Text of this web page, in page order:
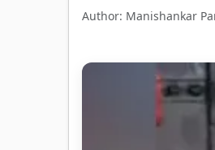
Author: Manishankar